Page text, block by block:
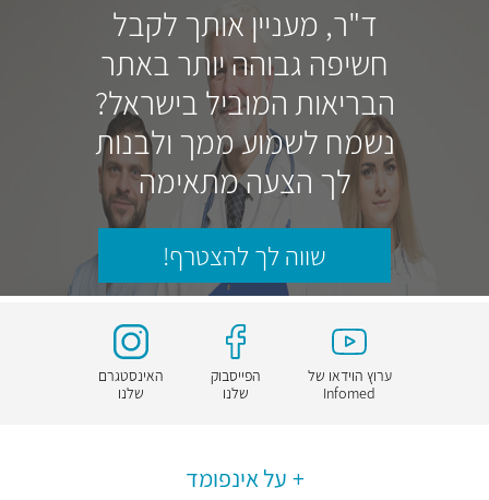
ד"ר, מעניין אותך לקבל
חשיפה גבוהה יותר באתר
הבריאות המוביל בישראל?
נשמח לשמוע ממך ולבנות
לך הצעה מתאימה
שווה לך להצטרף!
ערוץ הוידאו של
Infomed
הפייסבוק
שלנו
האינסטגרם
שלנו
על אינפומד